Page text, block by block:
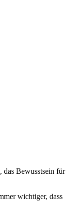
das Bewusstsein für
wichtiger, dass